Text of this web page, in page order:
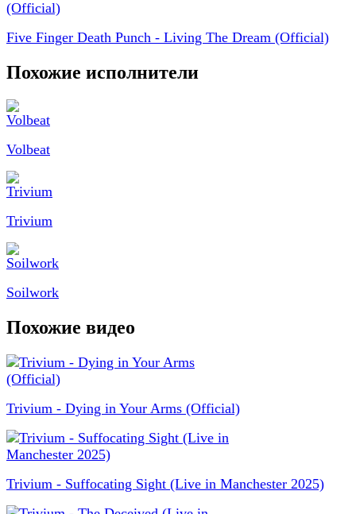
Five Finger Death Punch - Living The Dream (Official)
Похожие исполнители
Volbeat
Trivium
Soilwork
Похожие видео
Trivium - Dying in Your Arms (Official)
Trivium - Suffocating Sight (Live in Manchester 2025)